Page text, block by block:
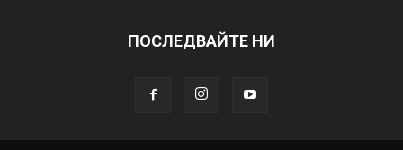
ПОСЛЕДВАЙТЕ НИ